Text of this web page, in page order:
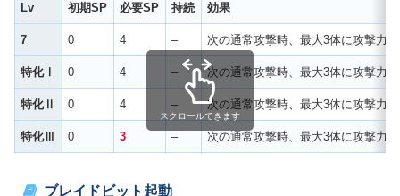
Lv 初期SP 必要SP 持続 効果
7 0 4 – 次の通常攻撃時、最大3体に攻撃力
特化Ⅰ 0 4 – 次の通常攻撃時、最大3体に攻撃力
特化Ⅱ 0 4 – 次の通常攻撃時、最大3体に攻撃力
特化Ⅲ 0 3 – 次の通常攻撃時、最大3体に攻撃力
スクロールできます
ブレイドビット起動